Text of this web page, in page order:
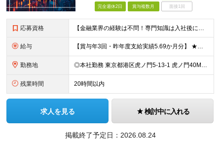
完全週休2日 賞与複数月 面接1回
応募資格 【金融業界の経験は不問！専門知識は入社後に学べます】 ◎学歴不問 ◎システム開発の実務経験をお持ちの方 └3年以上・Java、C#いずれかの使用経験をお持ちの方を想定しております 【以下のような方は
給与 【賞与年3回・昨年度支給実績5.69か月分】 ★想定年収500万円～ ★前職給与考慮あり 月給27万円～59万円 +残業代全額支給(1分単位、監督職以下) +人事評価による賞与年2回（4月/10月）
勤務地 ◎本社勤務 東京都港区虎ノ門5-13-1 虎ノ門40MTビル 8F ※原則として、転居を伴う転勤はありません ※(変更の範囲)上記を除く当社関連勤務地
残業時間 20時間以内
求人を見る 検討中に入れる
掲載終了予定日： 2026.08.24